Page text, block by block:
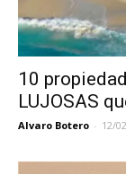
10
LUJOSAS
Alvaro Botero - 12/